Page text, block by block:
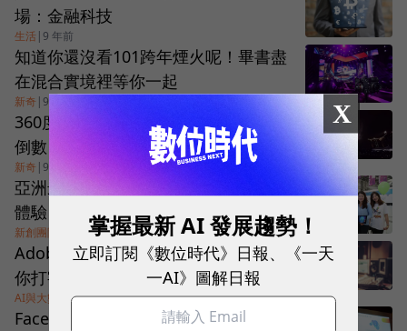
場：金融科技
生活| 9 年前
知道你還沒看101跨年煙火呢！畢書盡
在混合實境裡等你一起
新奇| 9 年前
360度VR直播！陪你一起101跨年煙火
倒數
新奇| 9 年前
亞洲最大創新創業展，四大面向全新
體驗
新創團隊 9 年前
Adobe展示「VoCo」語音編輯器：讓
你打字就能修改錄音
AI與大數據 |9 年前
Facebook大調查：6個數字看行動趨
X
掌握最新 AI 發展趨勢！
立即訂閱《數位時代》日報、《一天
一AI》圖解日報